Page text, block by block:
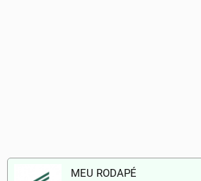
MEU RODAPÉ